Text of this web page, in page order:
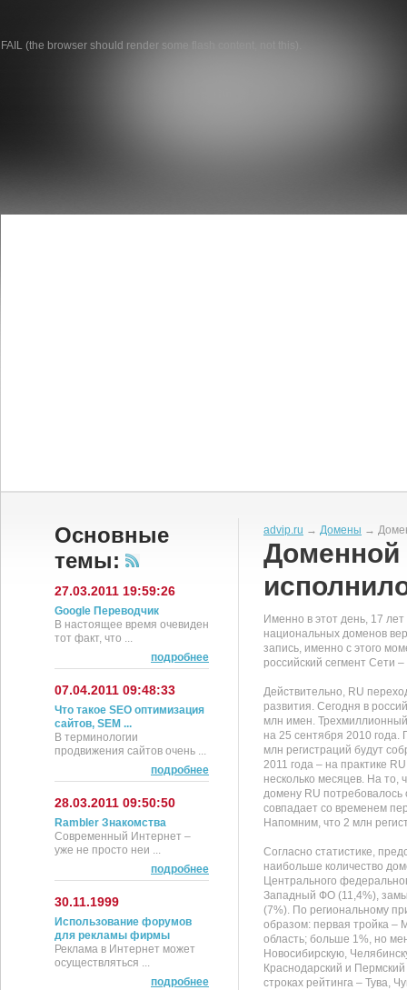
FAIL (the browser should render some flash content, not this).
Основные
темы:
27.03.2011 19:59:26
Google Переводчик
В настоящее время очевиден
тот факт, что ...
подробнее
07.04.2011 09:48:33
Что такое SEO оптимизация
сайтов, SEM ...
В терминологии
продвижения сайтов очень ...
подробнее
28.03.2011 09:50:50
Rambler Знакомства
Современный Интернет –
уже не просто неи ...
подробнее
30.11.1999
Использование форумов
для рекламы фирмы
Реклама в Интернет может
осуществляться ...
подробнее
advip.ru → Домены →
Доменной
Именно в этот день, 17
национальных доменов
запись, именно с этого
российский сегмент Сети –
Действительно, RU
развития. Сегодня в
млн имен.
на 25 сентября 2010 года.
млн регистраций будут
2011 года – на практике
несколько месяцев. На
домену RU потребовалось
совпадает со временем
Напомним, что 2 млн
Согласно статистике,
наибольше количество
Центрального
Западный ФО (11,4%),
(7%). По региональному
образом: первая тройка –
область; больше 1%, но
Новосибирскую,
Краснодарский и
строках рейтинга – Тува,